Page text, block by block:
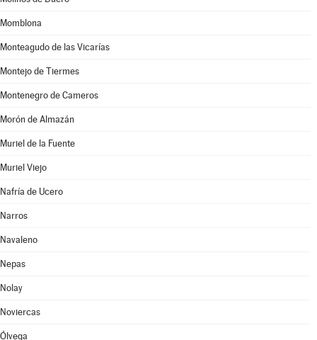
Momblona
Monteagudo de las Vicarías
Montejo de Tiermes
Montenegro de Cameros
Morón de Almazán
Muriel de la Fuente
Muriel Viejo
Nafría de Ucero
Narros
Navaleno
Nepas
Nolay
Noviercas
Ólvega